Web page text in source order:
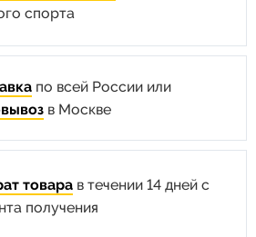
спорта
по всей России или
в Москве
товарав течении 14 дней с
получения